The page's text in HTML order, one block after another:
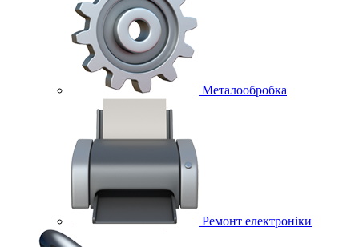
Металообробка
Ремонт електроніки